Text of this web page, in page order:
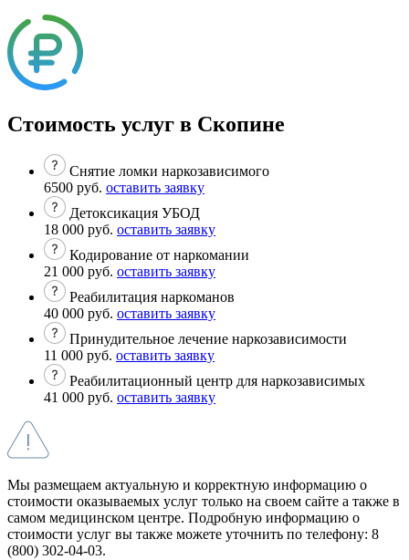
Стоимость услуг в Скопине
Снятие ломки наркозависимого
6500 руб. оставить заявку
Детоксикация УБОД
18 000 руб. оставить заявку
Кодирование от наркомании
21 000 руб. оставить заявку
Реабилитация наркоманов
40 000 руб. оставить заявку
Принудительное лечение наркозависимости
11 000 руб. оставить заявку
Реабилитационный центр для наркозависимых
41 000 руб. оставить заявку
Мы размещаем актуальную и корректную информацию о
стоимости оказываемых услуг только на своем сайте а также в
самом медицинском центре. Подробную информацию о
стоимости услуг вы также можете уточнить по телефону: 8
(800) 302-04-03.